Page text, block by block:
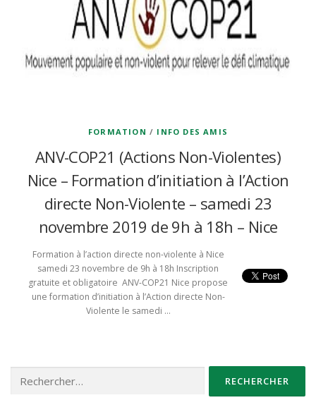
FORMATION / INFO DES AMIS
ANV-COP21 (Actions Non-Violentes)
Nice – Formation d’initiation à l’Action
directe Non-Violente – samedi 23
novembre 2019 de 9h à 18h – Nice
Formation à l’action directe non-violente à Nice
samedi 23 novembre de 9h à 18h Inscription
gratuite et obligatoire ANV-COP21 Nice propose
une formation d’initiation à l’Action directe Non-
Violente le samedi …